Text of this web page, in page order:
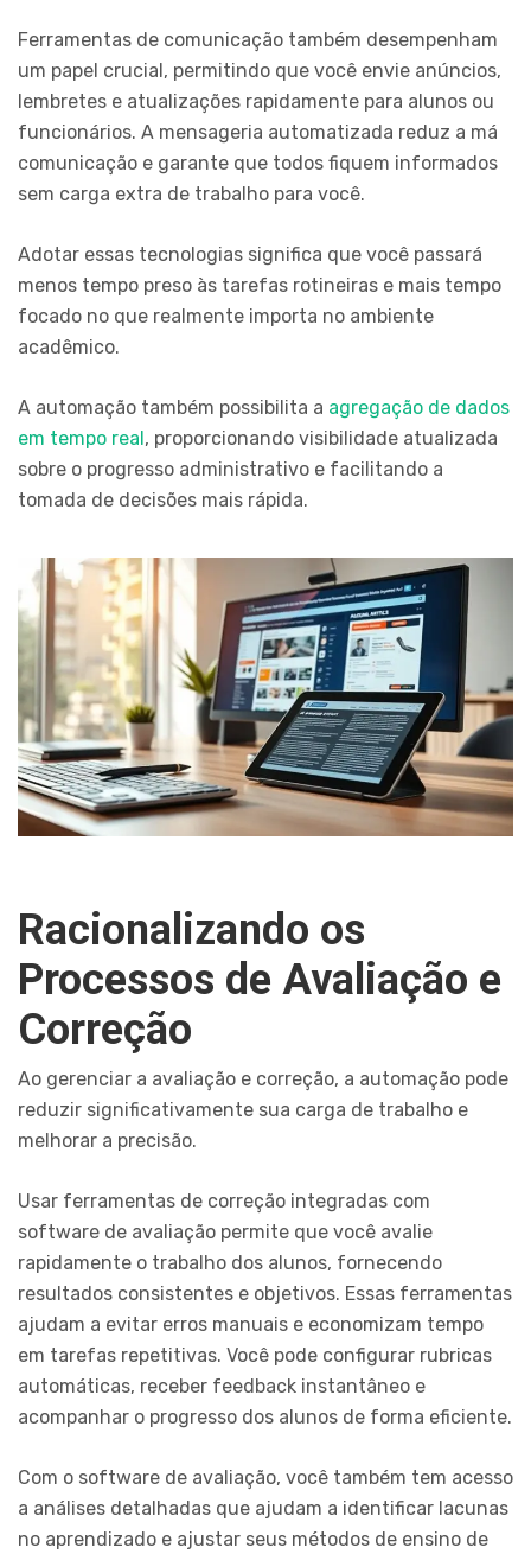
Ferramentas de comunicação também desempenham
um papel crucial, permitindo que você envie anúncios,
lembretes e atualizações rapidamente para alunos ou
funcionários. A mensageria automatizada reduz a má
comunicação e garante que todos fiquem informados
sem carga extra de trabalho para você.
Adotar essas tecnologias significa que você passará
menos tempo preso às tarefas rotineiras e mais tempo
focado no que realmente importa no ambiente
acadêmico.
A automação também possibilita a agregação de dados
em tempo real , proporcionando visibilidade atualizada
sobre o progresso administrativo e facilitando a
tomada de decisões mais rápida.
Racionalizando os
Processos de Avaliação e
Correção
Ao gerenciar a avaliação e correção, a automação pode
reduzir significativamente sua carga de trabalho e
melhorar a precisão.
Usar ferramentas de correção integradas com
software de avaliação permite que você avalie
rapidamente o trabalho dos alunos, fornecendo
resultados consistentes e objetivos. Essas ferramentas
ajudam a evitar erros manuais e economizam tempo
em tarefas repetitivas. Você pode configurar rubricas
automáticas, receber feedback instantâneo e
acompanhar o progresso dos alunos de forma eficiente.
Com o software de avaliação, você também tem acesso
a análises detalhadas que ajudam a identificar lacunas
no aprendizado e ajustar seus métodos de ensino de